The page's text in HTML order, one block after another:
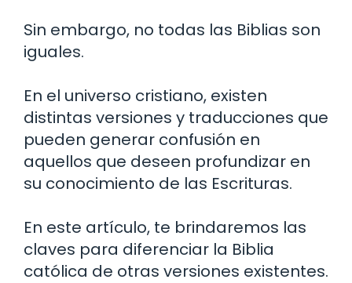
Sin embargo, no todas las Biblias son
iguales.
En el universo cristiano, existen
distintas versiones y traducciones que
pueden generar confusión en
aquellos que deseen profundizar en
su conocimiento de las Escrituras.
En este artículo, te brindaremos las
claves para diferenciar la Biblia
católica de otras versiones existentes.